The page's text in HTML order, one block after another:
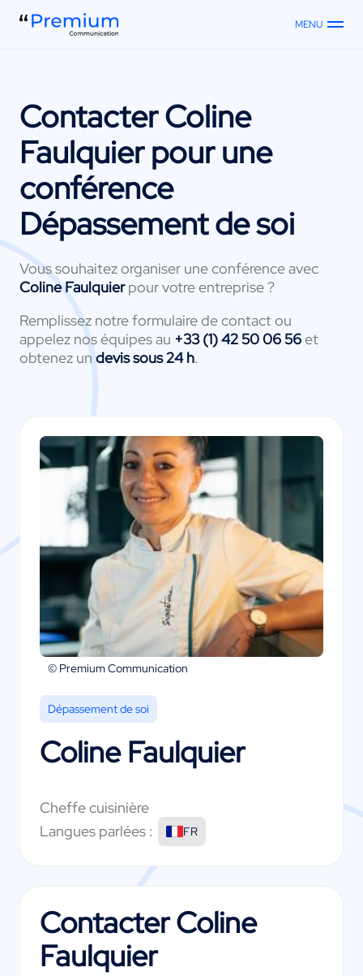
MENU
ContacterColine
Faulquierpour une
conférence
Dépassement de soi
Vous souhaitez organiser une conférence avec
Coline Faulquierpour votre entreprise ?
Remplissez notre formulaire de contact ou
appelez nos équipes au +33 (1) 42 50 06 56et
obtenez un devis sous 24 h.
© Premium Communication
Dépassement de soi
Coline Faulquier
Cheffe cuisinière
Langues parlées :
FR
ContacterColine
Faulquier